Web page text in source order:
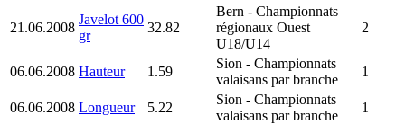
21.06.2008
Javelot 600
gr
32.82
Bern - Championnats
régionaux Ouest
U18/U14
2
06.06.2008 Hauteur 1.59
Sion - Championnats
valaisans par branche
1
06.06.2008 Longueur 5.22
Sion - Championnats
valaisans par branche
1